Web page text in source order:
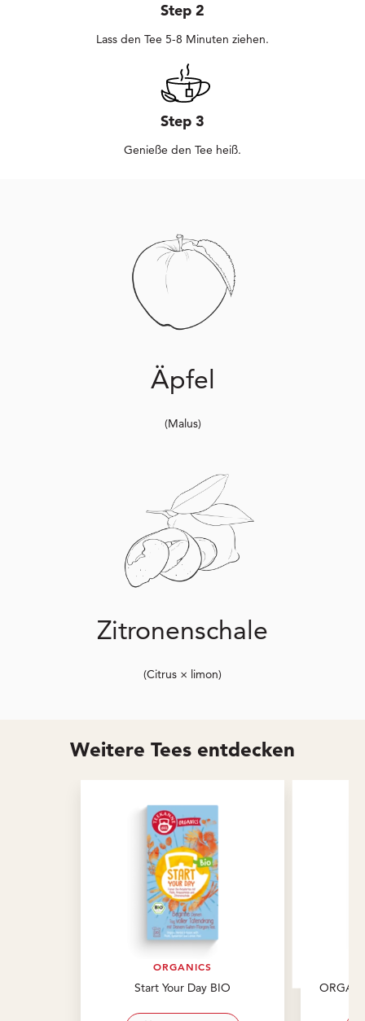
Step 2
Lass den Tee 5-8 Minuten ziehen.
Step 3
Genieße den Tee heiß.
Äpfel
(Malus)
Zitronenschale
(Citrus × limon)
Weitere Tees entdecken
ORGANICS
Start Your Day BIO